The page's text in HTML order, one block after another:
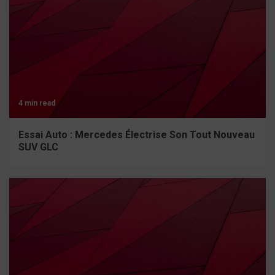
4 min read
Essai Auto : Mercedes Électrise Son Tout Nouveau
SUV GLC